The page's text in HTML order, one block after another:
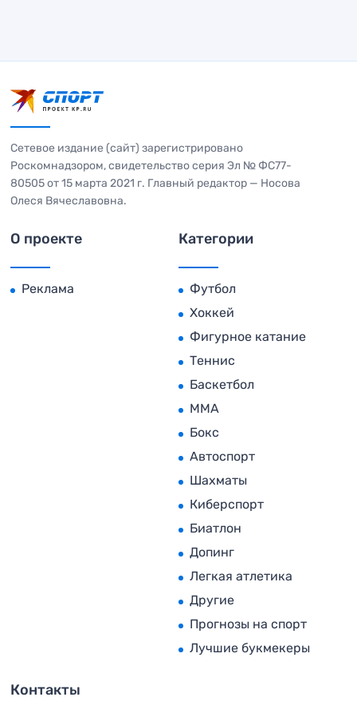
Сетевое издание (сайт) зарегистрировано
Роскомнадзором, свидетельство серия Эл № ФС77-
80505 от 15 марта 2021 г. Главный редактор — Носова
Олеся Вячеславовна.
О проекте
Реклама
Категории
Футбол
Хоккей
Фигурное катание
Теннис
Баскетбол
MMA
Бокс
Автоспорт
Шахматы
Киберспорт
Биатлон
Допинг
Легкая атлетика
Другие
Прогнозы на спорт
Лучшие букмекеры
Контакты